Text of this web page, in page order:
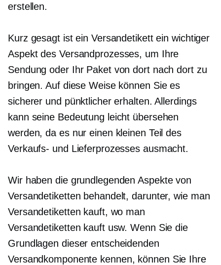
erstellen.
Kurz gesagt ist ein Versandetikett ein wichtiger
Aspekt des Versandprozesses, um Ihre
Sendung oder Ihr Paket von dort nach dort zu
bringen. Auf diese Weise können Sie es
sicherer und pünktlicher erhalten. Allerdings
kann seine Bedeutung leicht übersehen
werden, da es nur einen kleinen Teil des
Verkaufs- und Lieferprozesses ausmacht.
Wir haben die grundlegenden Aspekte von
Versandetiketten behandelt, darunter, wie man
Versandetiketten kauft, wo man
Versandetiketten kauft usw. Wenn Sie die
Grundlagen dieser entscheidenden
Versandkomponente kennen, können Sie Ihre